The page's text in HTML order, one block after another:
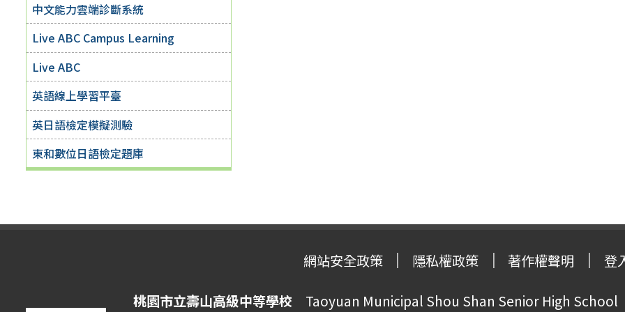
中文能力雲端診斷系統
Live ABC Campus Learning
Live ABC
英語線上學習平臺
英日語檢定模擬測驗
東和數位日語檢定題庫
網站安全政策 隱私權政策 著作權聲明 登
桃園市立壽山高級中等學校 Taoyuan Municipal Shou Shan Senior High School